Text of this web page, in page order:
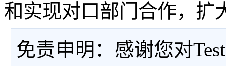
和实现对口部门合作，扩
免责申明：感谢您对